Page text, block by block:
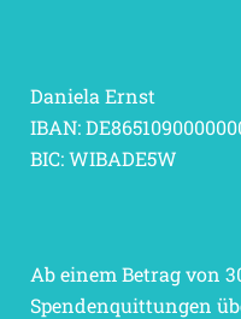
Daniela Ernst
IBAN:
BIC: WIBADE5W
Ab einem Betrag von
Spendenquittungen